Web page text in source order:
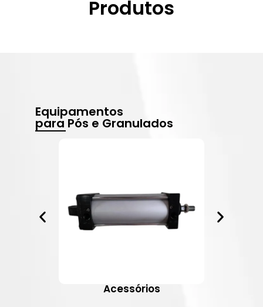
Produtos
Equipamentos
para Pós e Granulados
Acessórios